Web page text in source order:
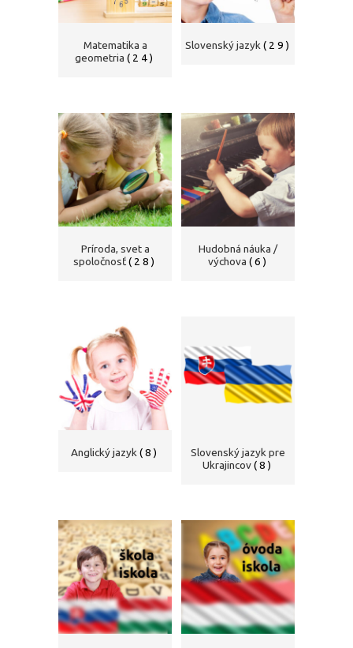
Matematika a
geometria (24)
Slovenský jazyk(29)
Príroda, svet a
spoločnosť(28)
Hudobná náuka /
výchova (6)
Anglický jazyk (8)
Slovenský jazyk pre
Ukrajincov(8)